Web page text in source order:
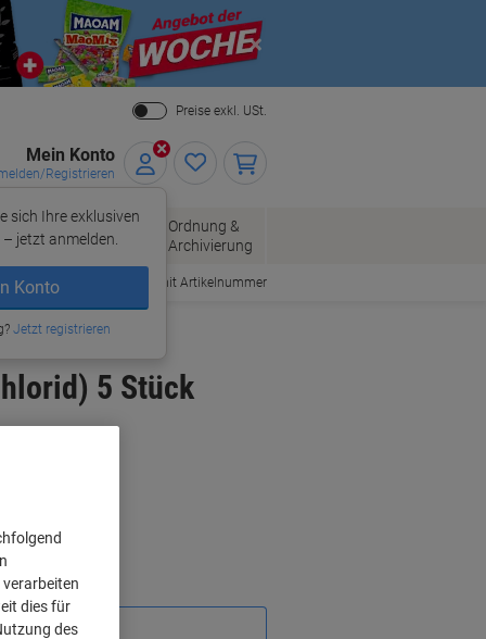
Close
Preise exkl. USt.
Mein Konto
Registrieren
sich Ihre exklusiven
jetzt anmelden.
Konto
Jetzt registrieren
Bürobedarf
Ordnung &
Archivierung
Bestellen mit Artikelnummer
5 Stück
dies für
des